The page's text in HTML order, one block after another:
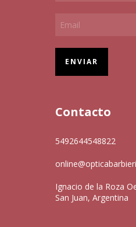
Contacto
5492644548822
Ignacio de la Roza
San Juan, Argentina